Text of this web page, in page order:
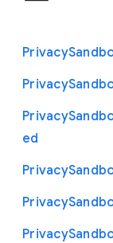
Privacy
Privacy
Privacy
ed
Privacy
Privacy
Privacy